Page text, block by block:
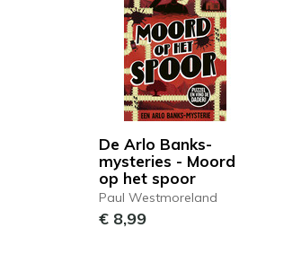
De Arlo Banks-
mysteries - Moord
op het spoor
Paul Westmoreland
€ 8,99